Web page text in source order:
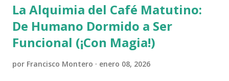
La Alquimia del Café Matutino:
De Humano Dormido a Ser
Funcional (¡Con Magia!)
por Francisco Montero enero 08, 2026